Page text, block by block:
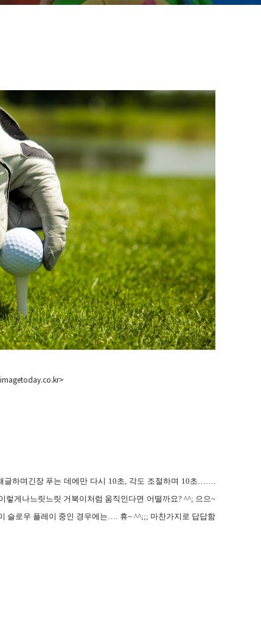
글하며긴장 푸는 데에만 다시 10초, 각도 조절하며 10초…….
렇게나느릿느릿 거북이처럼 움직인다면 어떨까요? ^^; 으으~
슬로우 플레이 중인 경우에는…. 휴~ ^^;;; 마찬가지로 답답함